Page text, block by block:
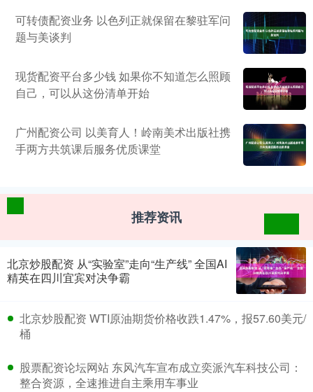
可转债配资业务 以色列正就保留在黎驻军问
题与美谈判
现货配资平台多少钱 如果你不知道怎么照顾
自己，可以从这份清单开始
广州配资公司 以美育人！岭南美术出版社携
手两方共筑课后服务优质课堂
推荐资讯
北京炒股配资 从“实验室”走向“生产线” 全国AI
精英在四川宜宾对决争霸
北京炒股配资 WTI原油期货价格收跌1.47%，报57.60美元/
桶
股票配资论坛网站 东风汽车宣布成立奕派汽车科技公司：
整合资源，全速推进自主乘用车事业